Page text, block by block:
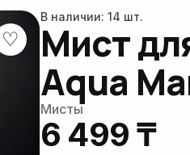
♡
В наличии: 14 шт.
Мист
Aqua
Мисты
6 499 ₸